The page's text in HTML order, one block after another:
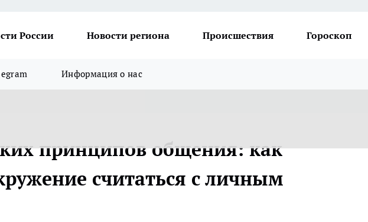
России Новости региона Происшествия Гороскоп
Информация о нас
принципов общения: как
считаться с личным